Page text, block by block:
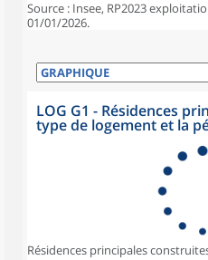
Source : Insee, RP2023
01/01/2026.
LOG G1 - Résidences
type de logement et la
Résidences principales